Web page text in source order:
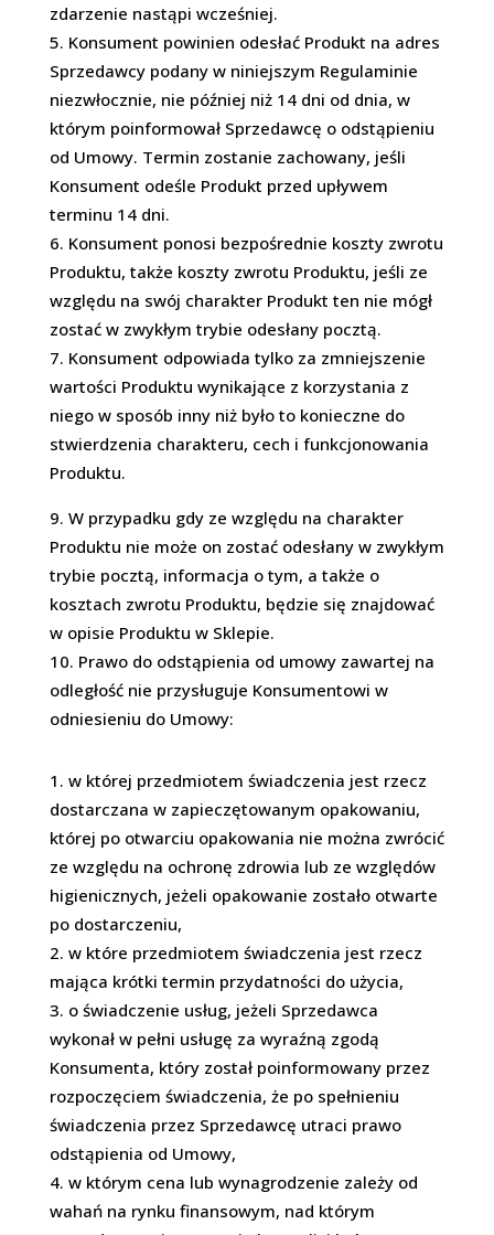
zdarzenie nastąpi wcześniej.
Konsument powinien odesłać Produkt na adres
Sprzedawcy podany w niniejszym Regulaminie
niezwłocznie, nie później niż 14 dni od dnia, w
którym poinformował Sprzedawcę o odstąpieniu
od Umowy. Termin zostanie zachowany, jeśli
Konsument odeśle Produkt przed upływem
terminu 14 dni.
Konsument ponosi bezpośrednie koszty zwrotu
Produktu, także koszty zwrotu Produktu, jeśli ze
względu na swój charakter Produkt ten nie mógł
zostać w zwykłym trybie odesłany pocztą.
Konsument odpowiada tylko za zmniejszenie
wartości Produktu wynikające z korzystania z
niego w sposób inny niż było to konieczne do
stwierdzenia charakteru, cech i funkcjonowania
Produktu.
W przypadku gdy ze względu na charakter
Produktu nie może on zostać odesłany w zwykłym
trybie pocztą, informacja o tym, a także o
kosztach zwrotu Produktu, będzie się znajdować
w opisie Produktu w Sklepie.
Prawo do odstąpienia od umowy zawartej na
odległość nie przysługuje Konsumentowi w
odniesieniu do Umowy:
w której przedmiotem świadczenia jest rzecz
dostarczana w zapieczętowanym opakowaniu,
której po otwarciu opakowania nie można zwrócić
ze względu na ochronę zdrowia lub ze względów
higienicznych, jeżeli opakowanie zostało otwarte
po dostarczeniu,
w które przedmiotem świadczenia jest rzecz
mająca krótki termin przydatności do użycia,
o świadczenie usług, jeżeli Sprzedawca
wykonał w pełni usługę za wyraźną zgodą
Konsumenta, który został poinformowany przez
rozpoczęciem świadczenia, że po spełnieniu
świadczenia przez Sprzedawcę utraci prawo
odstąpienia od Umowy,
w którym cena lub wynagrodzenie zależy od
wahań na rynku finansowym, nad którym